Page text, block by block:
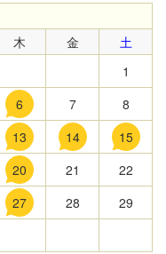
木 金
土
1
6 7
8
13 14
15
20 21
22
27 28
29